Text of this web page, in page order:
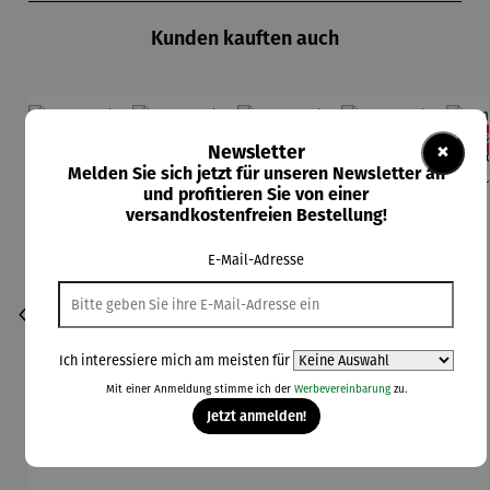
Kunden kauften auch
11% gespartRabatt
×
Newsletter
Melden Sie sich jetzt für unseren Newsletter an
und profitieren Sie von einer
versandkostenfreien Bestellung!
E-Mail-Adresse
Ich interessiere mich am meisten für
Mit einer Anmeldung stimme ich der Werbevereinbarungzu.
Jetzt anmelden!